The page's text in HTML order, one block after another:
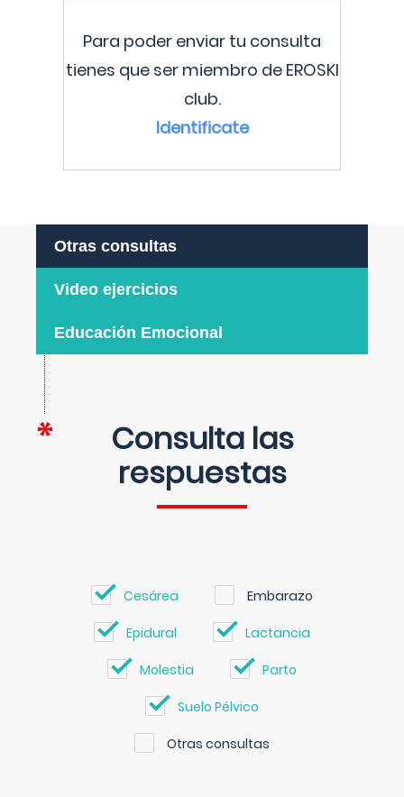
Para poder enviar tu consulta
tienes que ser miembro de EROSKI
club.
Identificate
Otras consultas
Video ejercicios
Educación Emocional
Consulta las
respuestas
Cesárea Embarazo
Epidural Lactancia
Molestia Parto
Suelo Pélvico
Otras consultas